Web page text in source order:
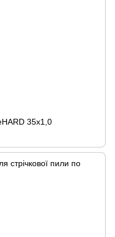
35х1,0